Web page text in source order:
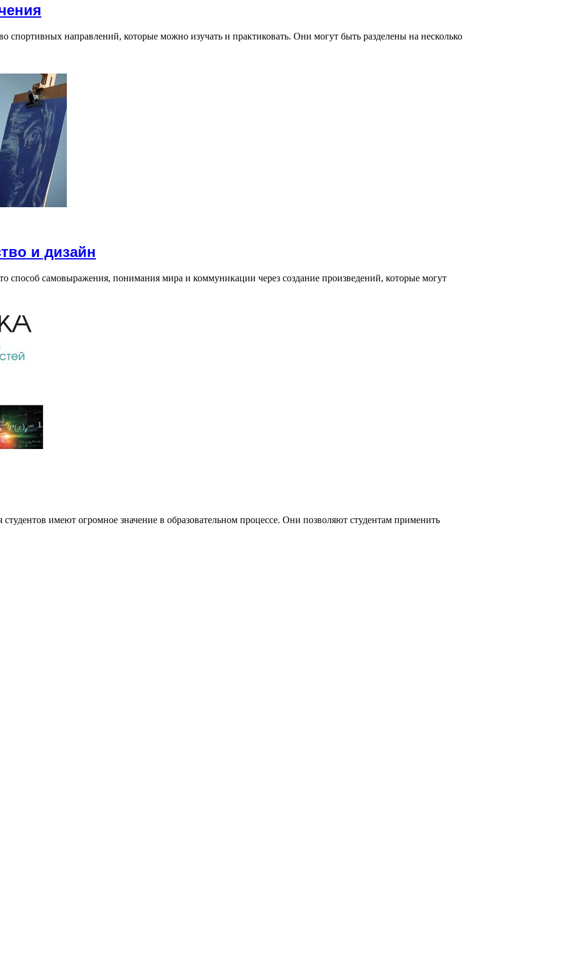
направлений, которые можно изучать и практиковать. Они могут быть разделены на несколько
и дизайн
способ самовыражения, понимания мира и коммуникации через создание произведений, которые могут
имеют огромное значение в образовательном процессе. Они позволяют студентам применить